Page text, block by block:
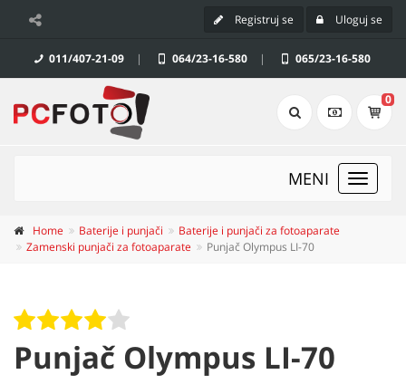
Registruj se Uloguj se
011/407-21-09 | 064/23-16-580 | 065/23-16-580
0
Toggle
MENI
Home Baterije i punjači
Baterije i punjači za fotoaparate
Zamenski punjači za fotoaparate
Punjač Olympus LI-70
Punjač Olympus LI-70